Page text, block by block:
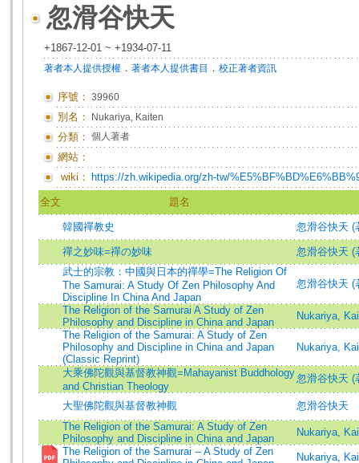
忽滑谷快天
+1867-12-01 ~ +1934-07-11
著者本人提供授權 ． 著者本人提供書目 ． 校正著者資訊
序號： 39960
別名： Nukariya, Kaiten
分類： 個人著者
網站：
wiki：
https://zh.wikipedia.org/zh-tw/
全文 題名
韓國禪教史 忽滑谷快天 (
禪之妙味=禪の妙味
忽滑谷快天 (
武士的宗教：中國與日本的禪學​=The Religion Of
The Samurai: A Study Of Zen Philosophy And
Discipline In China And Japan
忽滑谷快天 (
The Religion of the Samurai A Study of Zen
Philosophy and Discipline in China and Japan
Nukariya,
The Religion of the Samurai: A Study of Zen
Philosophy and Discipline in China and Japan
(Classic Reprint)
Nukariya,
大乘佛陀觀與基督教神觀=Mahayanist Buddhology
and Christian Theology
忽滑谷快天 (
大聖佛陀觀與基督教神觀
忽滑谷快天
The Religion of the Samurai: A Study of Zen
Philosophy and Discipline in China and Japan
Nukariya,
The Religion of the Samurai -- A Study of Zen
Nukariya,